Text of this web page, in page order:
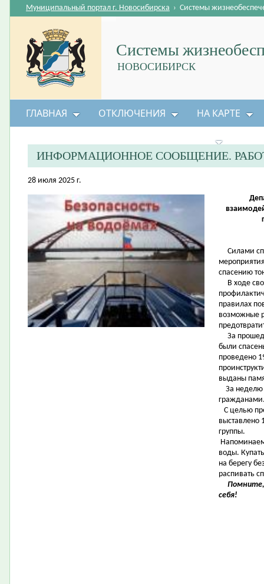
Системы
НОВОСИБИРСК
Муниципальный портал г. Новосибирска › Системы
ГЛАВНАЯ ОТКЛЮЧЕНИЯ НА КАРТЕ
ИНФОРМАЦИОННОЕ СООБЩЕНИЕ.
28 июля 2025 г.
Силами
спасению
В ходе
правилах
возможные
За
были
проведено
выданы
За неделю
С целью
выставлено
группы.
воды.
на берегу
распивать
Помните,
себя!